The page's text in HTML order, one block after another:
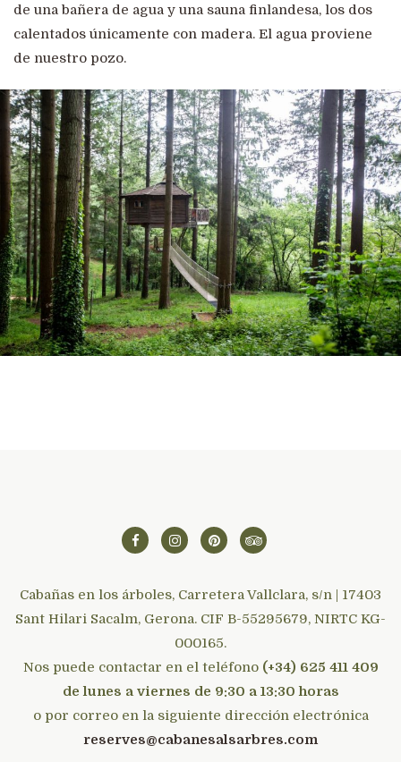
de una bañera de agua y una sauna finlandesa, los dos
calentados únicamente con madera. El agua proviene
de nuestro pozo.
Cabañas en los árboles, Carretera Vallclara, s/n | 17403
Sant Hilari Sacalm, Gerona. CIF B-55295679, NIRTC KG-
000165.
Nos puede contactar en el teléfono (+34) 625 411 409
de lunes a viernes de 9:30 a 13:30 horas
o por correo en la siguiente dirección electrónica
reserves@cabanesalsarbres.com